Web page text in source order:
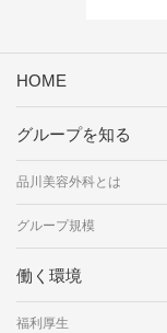
HOME
グループを知る
品川美容外科とは
グループ規模
働く環境
福利厚生